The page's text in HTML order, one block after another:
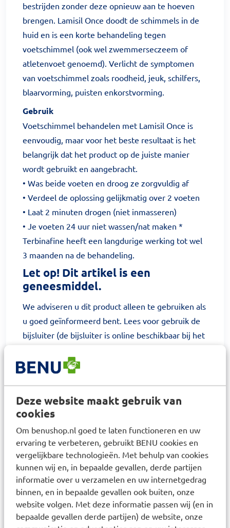
Deze website maakt gebruik van
cookies
Om benushop.nl goed te laten functioneren en uw
ervaring te verbeteren, gebruikt BENU cookies en
vergelijkbare technologieën. Met behulp van cookies
kunnen wij en, in bepaalde gevallen, derde partijen
informatie over u verzamelen en uw internetgedrag
binnen, en in bepaalde gevallen ook buiten, onze
website volgen. Met deze informatie passen wij (en in
bepaalde gevallen derde partijen) de website, onze
bestrijden zonder deze opnieuw aan te hoeven
brengen. Lamisil Once doodt de schimmels in de
huid en is een korte behandeling tegen
voetschimmel (ook wel zwemmerseczeem of
atletenvoet genoemd). Verlicht de symptomen
van voetschimmel zoals roodheid, jeuk, schilfers,
blaarvorming, puisten enkorstvorming.
Gebruik
Voetschimmel behandelen met Lamisil Once is
eenvoudig, maar voor het beste resultaat is het
belangrijk dat het product op de juiste manier
wordt gebruikt en aangebracht.
• Was beide voeten en droog ze zorgvuldig af
• Verdeel de oplossing gelijkmatig over 2 voeten
• Laat 2 minuten drogen (niet inmasseren)
• Je voeten 24 uur niet wassen/nat maken *
Terbinafine heeft een langdurige werking tot wel
3 maanden na de behandeling.
Let op! Dit artikel is een
geneesmiddel.
We adviseren u dit product alleen te gebruiken als
u goed geïnformeerd bent. Lees voor gebruik de
bijsluiter (de bijsluiter is online beschikbaar bij het
aan personen onder de 16 jaar. Wij hanteren een
Gebruik bij Zwangerschap of borstvoeding
Bent u zwanger of geeft u borstvoeding. Overleg
dan voor gebruik van het geneesmiddel met uw
arts.
Raadplegen huisarts
Raadpleeg uw huisarts als u langer dan twee
weken klachten heeft of als de klachten erger
worden. Op benuapotheek.nl vind u betrouwbare
informatie over klachten, ziektes en